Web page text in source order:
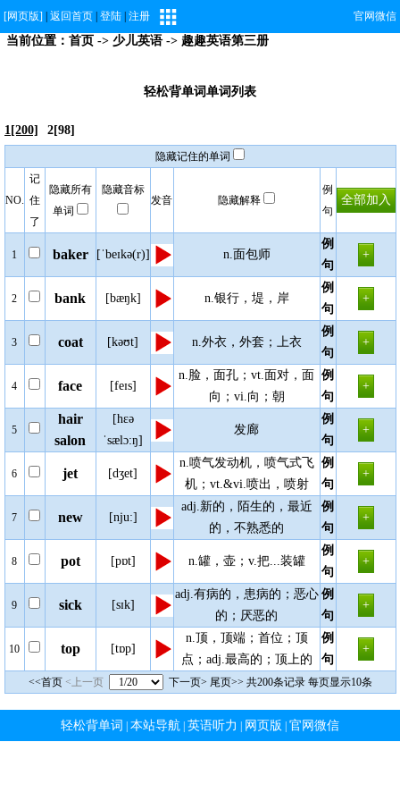
[网页版] 返回首页 登陆 注册 官网微信
当前位置： 首页-> 少儿英语-> 趣趣英语第三册
轻松背单词单词列表
1[200] 2[98]
隐藏记住的单词
NO.
记
住
了
隐藏所有
单词
隐藏音标
发音
隐藏解释
例
句
1 baker [ˈbeɪkə(r)] n.面包师
例
句
2 bank [bæŋk] n.银行，堤，岸
例
句
3 coat [kəʊt] n.外衣，外套；上衣
例
句
4 face [feɪs]
n.脸，面孔；vt.面对，面
向；vi.向；朝
例
句
5
hair
salon
[hɛə
ˈsælɔ:ŋ]
发廊
例
句
6 jet [dʒet]
n.喷气发动机，喷气式飞
机；vt.&vi.喷出，喷射
例
句
7 new [nju:]
adj.新的，陌生的，最近
的，不熟悉的
例
句
8 pot [pɒt] n.罐，壶；v.把...装罐
例
句
9 sick [sɪk]
adj.有病的，患病的；恶心
的；厌恶的
例
句
10 top [tɒp]
n.顶，顶端；首位；顶
点；adj.最高的；顶上的
例
句
<<首页 <上一页 下一页> 尾页>> 共200条记录 每页显示10条
轻松背单词 本站导航 英语听力 网页版 官网微信